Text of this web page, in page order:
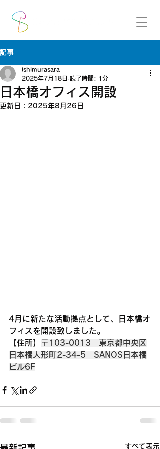
記事
日本橋オフィス開設
ishimurasara
2025年7月18日 読了時間: 1分
更新日： 2025年8月26日
4月に新たな活動拠点として、日本橋オ
フィスを開設致しました。
【住所】
〒103-0013　東京都中央区
日本橋人形町2-34-5　SANOS日本橋
ビル6F
すべて表示